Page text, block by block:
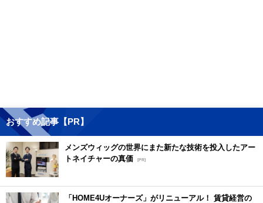
おすすめ記事【PR】
メンズウィッグの世界にまた新たな技術を投入したアー
トネイチャーの真価
[PR]
「HOME4Uオーナーズ」がリニューアル！ 賃貸経営の